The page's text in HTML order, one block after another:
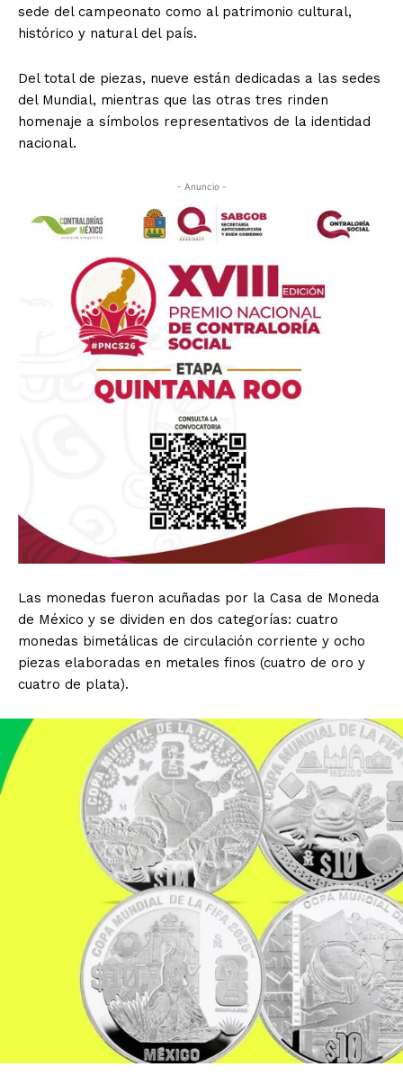
sede del campeonato como al patrimonio cultural,
histórico y natural del país.
Del total de piezas, nueve están dedicadas a las sedes
del Mundial, mientras que las otras tres rinden
homenaje a símbolos representativos de la identidad
nacional.
- Anuncio -
Las monedas fueron acuñadas por la Casa de Moneda
de México y se dividen en dos categorías: cuatro
monedas bimetálicas de circulación corriente y ocho
piezas elaboradas en metales finos (cuatro de oro y
cuatro de plata).